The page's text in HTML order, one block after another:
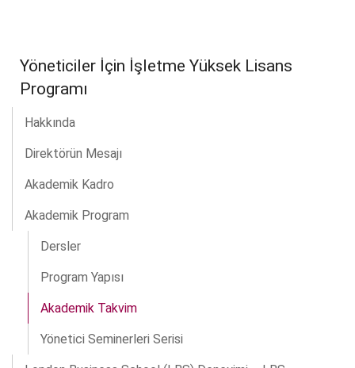
Yöneticiler İçin İşletme Yüksek Lisans
Programı
Hakkında
Direktörün Mesajı
Akademik Kadro
Akademik Program
Dersler
Program Yapısı
Akademik Takvim
Yönetici Seminerleri Serisi